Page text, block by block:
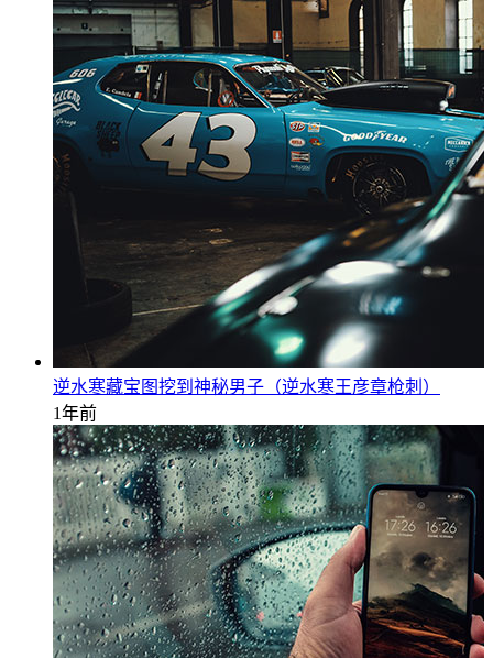
逆水寒藏宝图挖到神秘男子（逆水寒王彦章枪刺）
1年前